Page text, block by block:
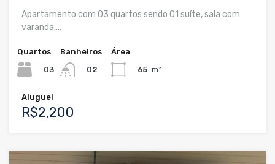
Apartamento com 03 quartos sendo 01 suíte, sala com
varanda,…
Quartos
03
Banheiros
02
Área
65 m²
Aluguel
R$2,200